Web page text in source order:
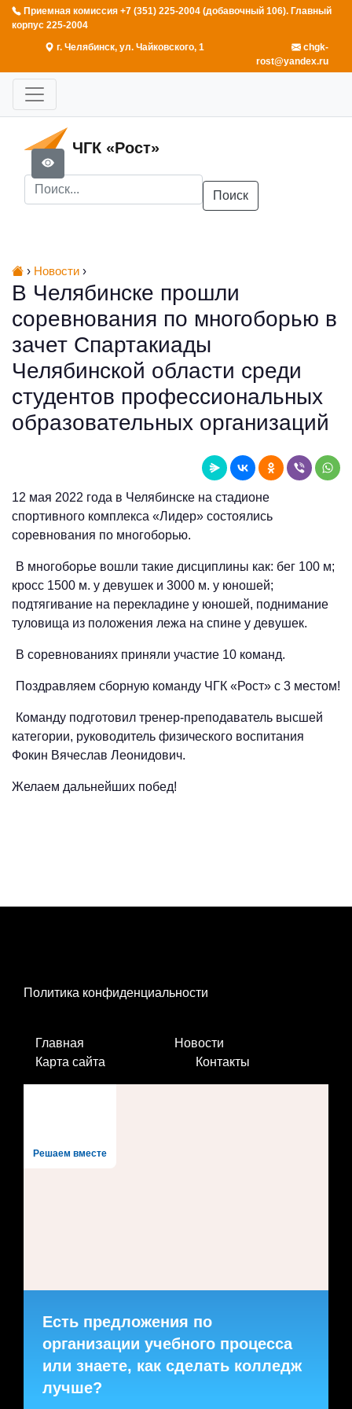
Приемная комиссия +7 (351) 225-2004 (добавочный 106). Главный
корпус 225-2004
г. Челябинск, ул. Чайковского, 1
chgk-
rost@yandex.ru
ЧГК «Рост»
Поиск
› Новости ›
В Челябинске прошли
соревнования по многоборью в
зачет Спартакиады
Челябинской области среди
студентов профессиональных
образовательных организаций
12 мая 2022 года в Челябинске на стадионе
спортивного комплекса «Лидер» состоялись
соревнования по многоборью.
В многоборье вошли такие дисциплины как: бег 100 м;
кросс 1500 м. у девушек и 3000 м. у юношей;
подтягивание на перекладине у юношей, поднимание
туловища из положения лежа на спине у девушек.
В соревнованиях приняли участие 10 команд.
Поздравляем сборную команду ЧГК «Рост» с 3 местом!
Команду подготовил тренер-преподаватель высшей
категории, руководитель физического воспитания
Фокин Вячеслав Леонидович.
Желаем дальнейших побед!
Политика конфиденциальности
Главная
Новости
Карта сайта
Контакты
Решаем вместе
Есть предложения по
организации учебного процесса
или знаете, как сделать колледж
лучше?